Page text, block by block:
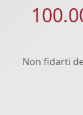
Non fidarti